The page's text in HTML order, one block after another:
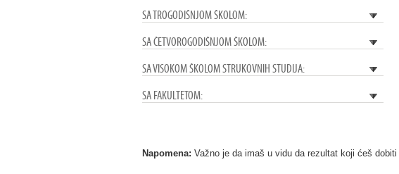
SA TROGODIŠNJOM ŠKOLOM:
SA ČETVOROGODIŠNJOM ŠKOLOM:
SA VISOKOM ŠKOLOM STRUKOVNIH STUDIJA:
SA FAKULTETOM:
Napomena: Važno je da imaš u vidu da rezultat koji ćeš dobiti